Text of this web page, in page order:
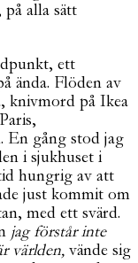
alla sätt
ett
ända. Flöden av
knivmord på Ikea
En gång stod jag
i sjukhuset i
hungrig av att
just kommit om
med ett svärd.
jag förstår inte
världen, vände sig